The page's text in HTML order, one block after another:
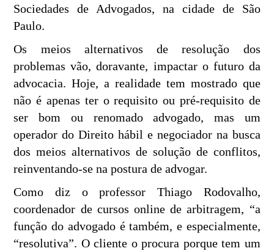
Sociedades de Advogados, na cidade de São
Paulo.
Os meios alternativos de resolução dos
problemas vão, doravante, impactar o futuro da
advocacia. Hoje, a realidade tem mostrado que
não é apenas ter o requisito ou pré-requisito de
ser bom ou renomado advogado, mas um
operador do Direito hábil e negociador na busca
dos meios alternativos de solução de conflitos,
reinventando-se na postura de advogar.
Como diz o professor Thiago Rodovalho,
coordenador de cursos online de arbitragem, “a
função do advogado é também, e especialmente,
“resolutiva”. O cliente o procura porque tem um